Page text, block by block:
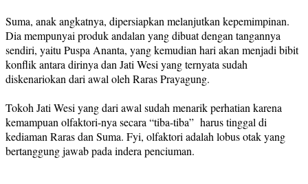
Suma, anak angkatnya, dipersiapkan melanjutkan kepemimpinan.
Dia mempunyai produk andalan yang dibuat dengan tangannya
sendiri, yaitu Puspa Ananta, yang kemudian hari akan menjadi bibit
konflik antara dirinya dan Jati Wesi yang ternyata sudah
diskenariokan dari awal oleh Raras Prayagung.
Tokoh Jati Wesi yang dari awal sudah menarik perhatian karena
kemampuan olfaktori-nya secara “tiba-tiba” harus tinggal di
kediaman Raras dan Suma. Fyi, olfaktori adalah lobus otak yang
bertanggung jawab pada indera penciuman.